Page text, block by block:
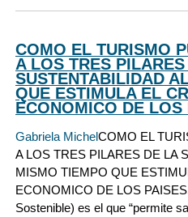
COMO EL TURISMO
A LOS TRES
SUSTENTABILIDAD
QUE ESTIMULA EL
ECONOMICO DE LOS
Gabriela MichelCOMO EL
A LOS TRES PILARES DE LA
MISMO TIEMPO QUE
ECONOMICO DE LOS
Sostenible) es el que “permite